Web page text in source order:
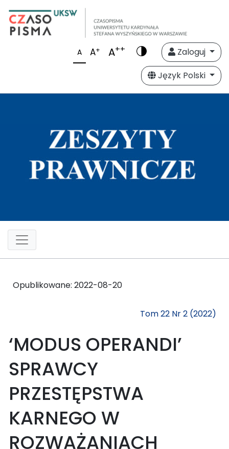
A A+ A++
Zaloguj
Język Polski
Opublikowane: 2022-08-20
Tom 22 Nr 2 (2022)
‘MODUS OPERANDI’
SPRAWCY
PRZESTĘPSTWA
KARNEGO W
ROZWAŻANIACH